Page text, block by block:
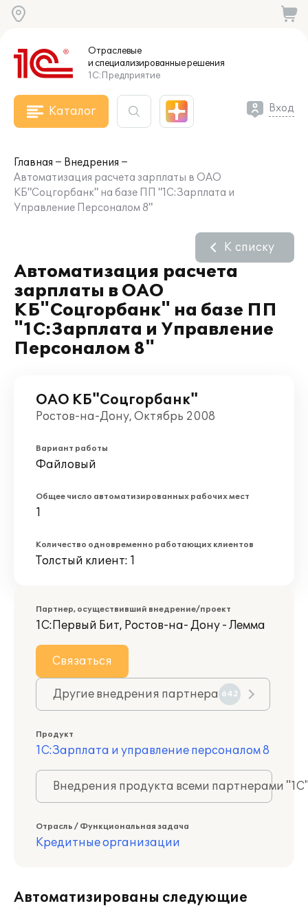
Отраслевые
и специализированныерешения
1С:Предприятие
Каталог Вход
Главная
Внедрения
Автоматизация расчета зарплаты в ОАО
КБ"Соцгорбанк" на базе ПП "1С:Зарплата и
Управление Персоналом 8"
Автоматизация расчета
зарплаты в ОАО
КБ"Соцгорбанк" на базе ПП
"1С:Зарплата и Управление
Персоналом 8"
К списку
ОАО КБ"Соцгорбанк"
Ростов-на-Дону, Октябрь 2008
Вариант работы
Файловый
Общее число автоматизированных рабочих мест
1
Количество одновременно работающих клиентов
Толстый клиент: 1
Партнер, осуществивший внедрение/проект
1С:Первый Бит, Ростов-на- Дону - Лемма
Связаться
Другие внедрения партнера 642
Продукт
1С:Зарплата и управление персоналом 8
Внедрения продукта всеми партнерами
Отрасль / Функциональная задача
Кредитные организации
Автоматизированы следующие